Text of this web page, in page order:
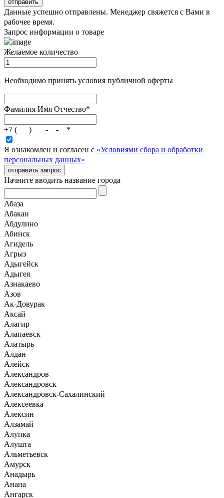
отправить
Данные успешно отправлены. Менеджер свяжется с Вами в
рабочее время.
Запрос информации о товаре
Желаемое количество
Необходимо принять условия публичной оферты
Фамилия Имя Отчество*
+7 (___) ___-__-__ *
Я ознакомлен и согласен с «Условиями сбора и обработки
персональных данных»
отправить запрос
Начните вводить название города
Абаза
Абакан
Абдулино
Абинск
Агидель
Агрыз
Адыгейск
Адыгея
Азнакаево
Азов
Ак-Довурак
Аксай
Алагир
Алапаевск
Алатырь
Алдан
Алейск
Александров
Александровск
Александровск-Сахалинский
Алексеевка
Алексин
Алзамай
Алупка
Алушта
Альметьевск
Амурск
Анадырь
Анапа
Ангарск